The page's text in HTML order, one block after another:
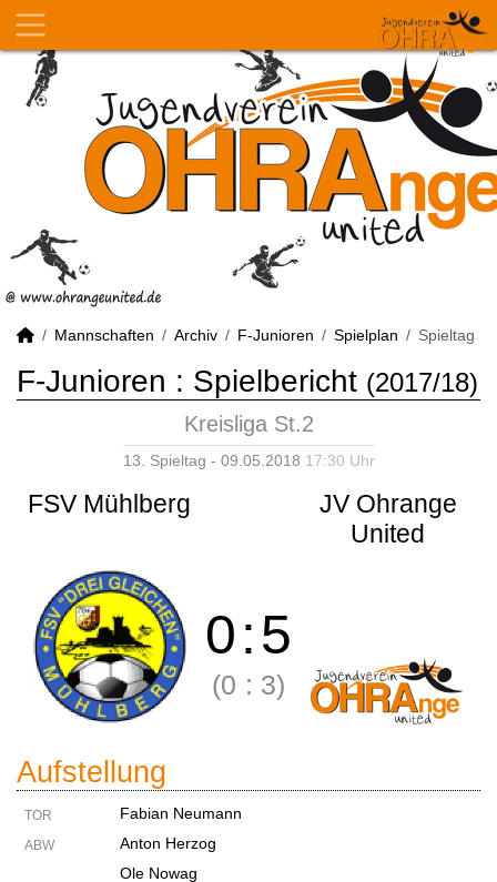
Mannschaften Archiv F-Junioren Spielplan Spieltag
F-Junioren : Spielbericht (2017/18)
Kreisliga St.2
13. Spieltag - 09.05.2018 17:30 Uhr
FSV Mühlberg
JV Ohrange
United
0:5
(0 : 3)
Aufstellung
TOR Fabian Neumann
ABW
Anton Herzog
Ole Nowag